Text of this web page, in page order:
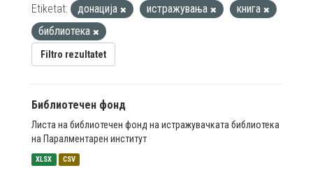
Etiketat: донација истражувања
книга
библиотека
Filtro rezultatet
Библиотечен фонд
Листа на библиотечен фонд на истражувачката библиотека
на Паралментарен институт
XLSX CSV